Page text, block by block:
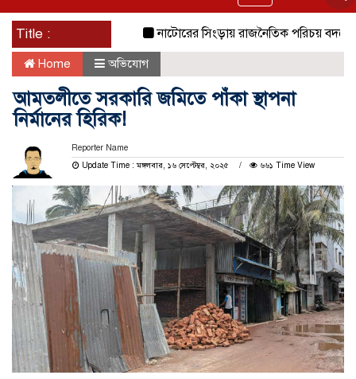
navigation
Title : নাটোরের সিংড়ায় রাজনৈতিক পরিচয় বদলে
Home অভিযোগ
আমতলীতে সরকারি জমিতে পাঁকা স্থাপনা
নির্মানের হিরিক!
Reporter Name
Update Time : মঙ্গলবার, ১৬ সেপ্টেম্বর, ২০২৫
৬৬১ Time View